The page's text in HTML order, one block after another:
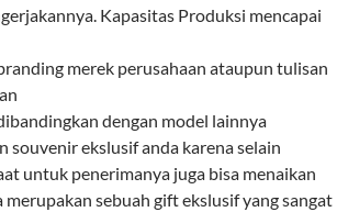
Kapasitas Produksi mencapai
merek perusahaan ataupun tulisan
dengan model lainnya
souvenir ekslusif anda karena selain
untuk penerimanya juga bisa menaikan
sebuah gift ekslusif yang sangat